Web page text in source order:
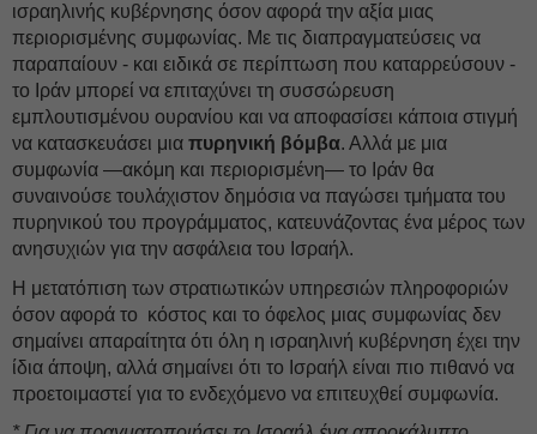
ισραηλινής κυβέρνησης όσον αφορά την αξία μιας
περιορισμένης συμφωνίας. Mε τις διαπραγματεύσεις να
παραπαίουν - και ειδικά σε περίπτωση που καταρρεύσουν -
το Ιράν μπορεί να επιταχύνει τη συσσώρευση
εμπλουτισμένου ουρανίου και να αποφασίσει κάποια στιγμή
να κατασκευάσει μια πυρηνική βόμβα. Αλλά με μια
συμφωνία —ακόμη και περιορισμένη— το Ιράν θα
συναινούσε τουλάχιστον δημόσια να παγώσει τμήματα του
πυρηνικού του προγράμματος, κατευνάζοντας ένα μέρος των
ανησυχιών για την ασφάλεια του Ισραήλ.
Η μετατόπιση των στρατιωτικών υπηρεσιών πληροφοριών
όσον αφορά το κόστος και το όφελος μιας συμφωνίας δεν
σημαίνει απαραίτητα ότι όλη η ισραηλινή κυβέρνηση έχει την
ίδια άποψη, αλλά σημαίνει ότι το Ισραήλ είναι πιο πιθανό να
προετοιμαστεί για το ενδεχόμενο να επιτευχθεί συμφωνία.